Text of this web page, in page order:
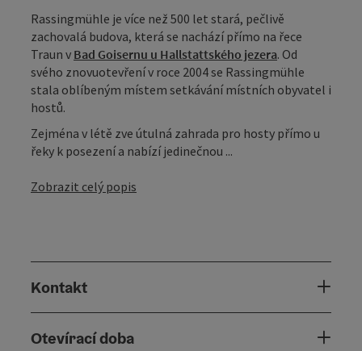
Rassingmühle je více než 500 let stará, pečlivě
zachovalá budova, která se nachází přímo na řece
Traun v Bad Goisernu u Hallstattského jezera. Od
svého znovuotevření v roce 2004 se Rassingmühle
stala oblíbeným místem setkávání místních obyvatel i
hostů.
Zejména v létě zve útulná zahrada pro hosty přímo u
řeky k posezení a nabízí jedinečnou ...
Zobrazit celý popis
Kontakt
Otevírací doba